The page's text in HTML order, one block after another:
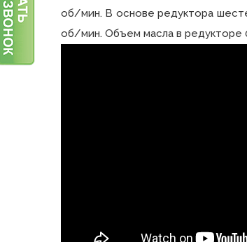
об/мин. В основе редуктора
об/мин. Объем масла в редукторе